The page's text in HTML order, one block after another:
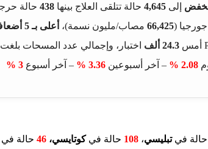
إلى 4,645 حالة تتلقى العلاج بينها 438 حالة
(
66,425 مصاب/مليون نسمة)، أعلى بـ 5 أضعاف
24.3 ألف اختبار، وإجمالي عدد المسحات بلغت
2.08 % – آخر أسبوعين 3.36 % – آخر أسبوع 3 %
حالة فيتبليسي، 108 حالة فيكوتايسي، 46 حالة في